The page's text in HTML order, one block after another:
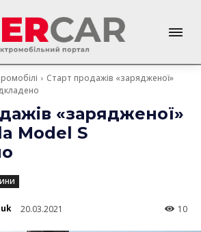
Старт продажів «зарядженої»
«зарядженої»
Model S
20.03.2021 10